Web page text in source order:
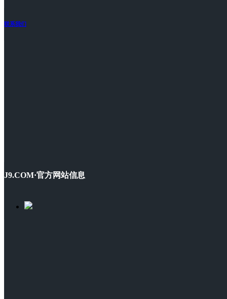
联系我们
J9.COM·官方网站信息